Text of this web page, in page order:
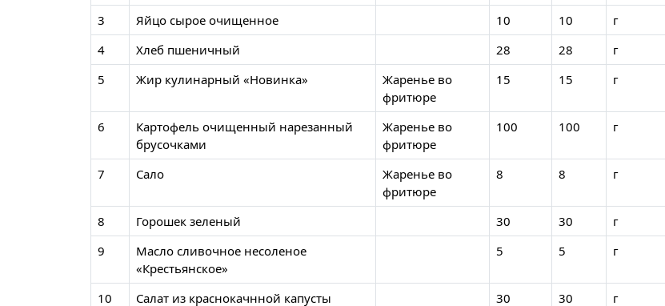
3 Яйцо сырое очищенное 10 10
г
4
Хлеб пшеничный 28 28
г
5
Жир кулинарный «Новинка»
Жаренье во
фритюре
15 15 г
6
Картофель очищенный нарезанный
брусочками
Жаренье во
фритюре
100 100 г
7 Сало
Жаренье во
фритюре
8 8 г
8 Горошек зеленый 30 30
г
9
Масло сливочное несоленое
«Крестьянское»
5 5 г
10 Салат из краснокачнной капусты 30 30
г